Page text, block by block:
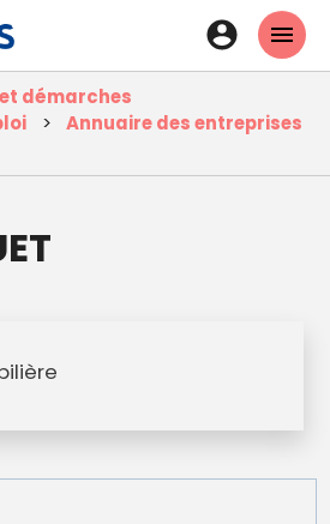
contenu
principal
En-
tête
-
démarches
Annuaire des entreprises